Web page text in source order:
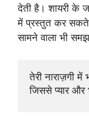
देती है। शायरी के
में प्रस्तुत कर
सामने वाला भी
तेरी नाराज़गी
जिससे प्यार